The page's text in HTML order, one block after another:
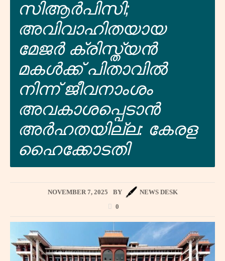
സിആർപിസി;
അവിവാഹിതയായ
മേജർ ക്രിസ്ത്യൻ
മകൾക്ക് പിതാവിൽ
നിന്ന് ജീവനാംശം
അവകാശപ്പെടാൻ
അർഹതയില്ല: കേരള
ഹൈക്കോടതി
NOVEMBER 7, 2025 BY
NEWS DESK
0